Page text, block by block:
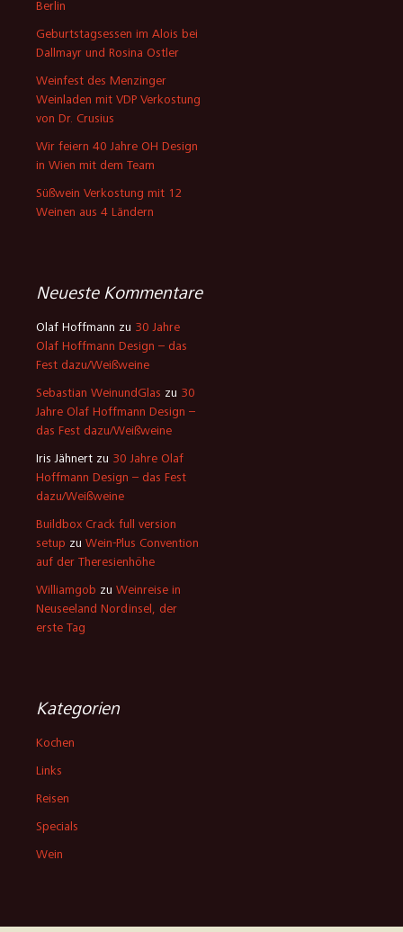
Berlin
Geburtstagsessen im Alois bei
Dallmayr und Rosina Ostler
Weinfest des Menzinger
Weinladen mit VDP Verkostung
von Dr. Crusius
Wir feiern 40 Jahre OH Design
in Wien mit dem Team
Süßwein Verkostung mit 12
Weinen aus 4 Ländern
Neueste Kommentare
Olaf Hoffmann zu 30 Jahre
Olaf Hoffmann Design – das
Fest dazu/Weißweine
Sebastian WeinundGlas zu 30
Jahre Olaf Hoffmann Design –
das Fest dazu/Weißweine
Iris Jähnert zu 30 Jahre Olaf
Hoffmann Design – das Fest
dazu/Weißweine
Buildbox Crack full version
setup zu Wein-Plus Convention
auf der Theresienhöhe
Williamgob zu Weinreise in
Neuseeland Nordinsel, der
erste Tag
Kategorien
Kochen
Links
Reisen
Specials
Wein